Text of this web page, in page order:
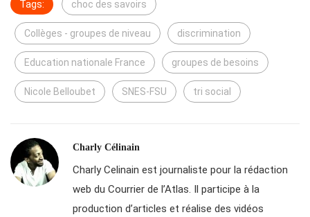
Tags: choc des savoirs
Collèges - groupes de niveau discrimination
Education nationale France groupes de besoins
Nicole Belloubet SNES-FSU tri social
Charly Célinain
Charly Celinain est journaliste pour la rédaction
web du Courrier de l’Atlas. Il participe à la
production d’articles et réalise des vidéos